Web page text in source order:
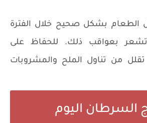
الطعام بشكل صحيح خلال الفترة
تشعر بعواقب ذلك. للحفاظ على
من تناول الملح والمشروبات
السرطان اليوم